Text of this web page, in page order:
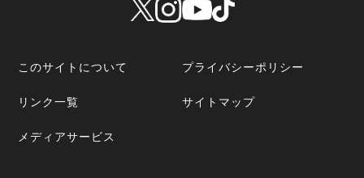
このサイトについて プライバシーポリシー
リンク一覧 サイトマップ
メディアサービス